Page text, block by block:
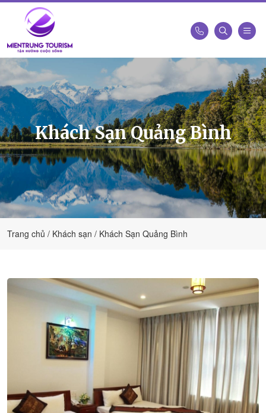
Công
Ty
Du
Lịch
Kết
Nối
Di
Sản
Trung
-
Miền
Trung
Khách Sạn Quảng Bình
Trang chủ Khách sạn Khách Sạn Quảng Bình